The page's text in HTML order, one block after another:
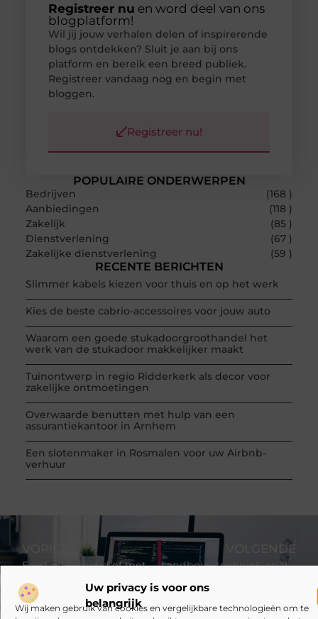
Uw privacy is voor ons
belangrijk
Wij maken gebruik van cookies en vergelijkbare technologieën om te
POPULAIRE ONDERWERPEN
Bedrijven
(168 )
Aanbiedingen
(118 )
Zakelijk
(85 )
Dienstverlening
(67 )
Zakelijke dienstverlening
(59 )
RECENTE BERICHTEN
Slimmer kabels kiezen voor thuis en op het werk
Kies de beste cabrio-accessoires voor jouw auto
Waarom een goede stukadoorgroothandel het
werk van de stukadoor makkelijker maakt
Tuinontwerp in regio Ridderkerk als decor voor
zakelijke ontmoetingen
Overwaarde benutten met hulp van een
assurantiekantoor in Arnhem
Een slotenmaker in Rosmalen voor uw Airbnb-
verhuur
Registreer nu en word deel van ons
blogplatform!
Wil jij jouw verhalen delen of inspirerende
blogs ontdekken? Sluit je aan bij ons
platform en bereik een breed publiek.
Registreer vandaag nog en begin met
bloggen.
Registreer nu!
Eerst onderhoud of meteen reparatie? Zo kies je slim bij Roto Tweewielers
VOLGENDE
Landbouwtechniek en de keuze tussen standaard en maatwerk